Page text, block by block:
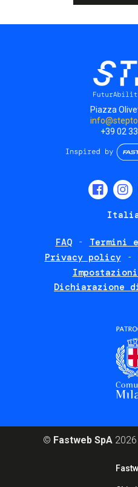
Piazza
+39 02
FAQ
Termini
Privacy policy
Dichiarazione
© Fastweb SpA